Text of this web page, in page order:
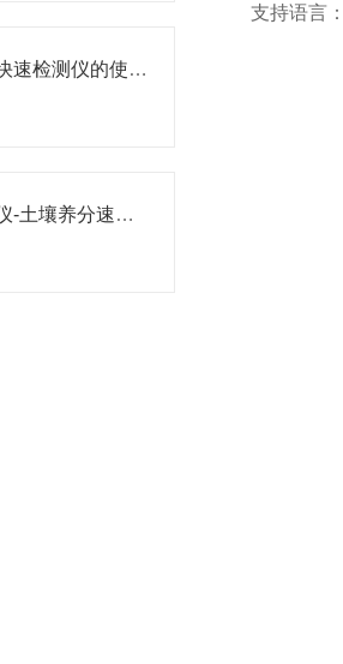
普及兽药残留快速检测仪的使用#兽药残留检测仪新闻资讯
土壤养分速测仪-土壤养分速测仪-土壤养分速测仪
支持语言